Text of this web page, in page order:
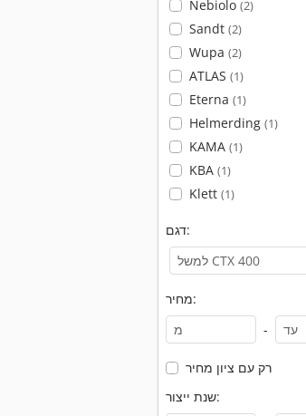
Nebiolo (2)
Sandt (2)
Wupa (2)
ATLAS (1)
Eterna (1)
Helmerding (1)
KAMA (1)
KBA (1)
Klett (1)
דגם:
מחיר:
-
רק עם ציון מחיר
שנת ייצור: